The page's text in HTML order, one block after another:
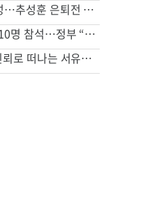
블랙컴뱃, 11월 고척돔 입성…추성훈 은퇴전 개최
중수청 임용설명회, 검사 110명 참석…정부 “검사 적잖은 관심”
[동방관광&여행사] 40년 신뢰로 떠나는 서유럽 8개국…10월 20일 앵콜 모집